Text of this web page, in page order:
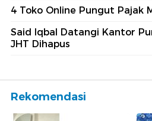
4 Toko Online Pungut Pajak
Said Iqbal Datangi Kantor
JHT Dihapus
Rekomendasi